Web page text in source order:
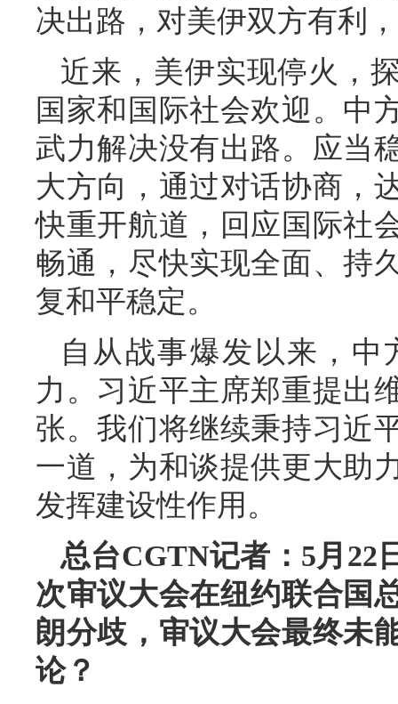
决出路，对美伊双方有利
近来，美伊实现停火，
国家和国际社会欢迎。中
武力解决没有出路。应当
大方向，通过对话协商，
快重开航道，回应国际社
畅通，尽快实现全面、持
复和平稳定。
自从战事爆发以来，
力。习近平主席郑重提出
张。我们将继续秉持习近
一道，为和谈提供更大助
发挥建设性作用。
总台CGTN记者：5月22
次审议大会在纽约联合国
朗分歧，审议大会最终未
论？